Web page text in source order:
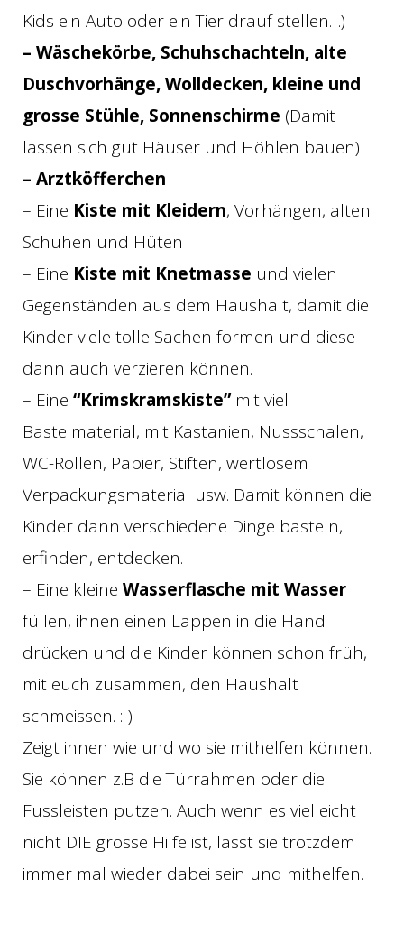
Kids ein Auto oder ein Tier drauf stellen…)
– Wäschekörbe, Schuhschachteln, alte
Duschvorhänge, Wolldecken, kleine und
grosse Stühle, Sonnenschirme (Damit
lassen sich gut Häuser und Höhlen bauen)
– Arztköfferchen
– Eine Kiste mit Kleidern, Vorhängen, alten
Schuhen und Hüten
– Eine Kiste mit Knetmasse und vielen
Gegenständen aus dem Haushalt, damit die
Kinder viele tolle Sachen formen und diese
dann auch verzieren können.
– Eine “Krimskramskiste”mit viel
Bastelmaterial, mit Kastanien, Nussschalen,
WC-Rollen, Papier, Stiften, wertlosem
Verpackungsmaterial usw. Damit können die
Kinder dann verschiedene Dinge basteln,
erfinden, entdecken.
– Eine kleine Wasserflasche mit Wasser
füllen, ihnen einen Lappen in die Hand
drücken und die Kinder können schon früh,
mit euch zusammen, den Haushalt
schmeissen. :-)
Zeigt ihnen wie und wo sie mithelfen können.
Sie können z.B die Türrahmen oder die
Fussleisten putzen. Auch wenn es vielleicht
nicht DIE grosse Hilfe ist, lasst sie trotzdem
immer mal wieder dabei sein und mithelfen.